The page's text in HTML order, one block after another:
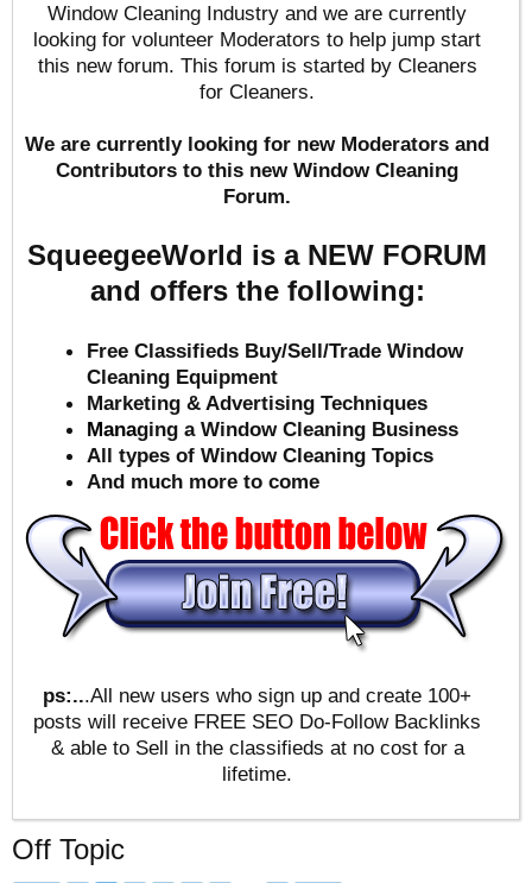
Window Cleaning Industry and we are currently
looking for volunteer Moderators to help jump start
this new forum. This forum is started by Cleaners
for Cleaners.
We are currently looking for new Moderators and
Contributors to this new Window Cleaning
Forum.
SqueegeeWorld is a NEW FORUM
and offers the following:
Free Classifieds Buy/Sell/Trade Window
Cleaning Equipment
Marketing & Advertising Techniques
Managing a Window Cleaning Business
All types of Window Cleaning Topics
And much more to come
ps:...All new users who sign up and create 100+
posts will receive FREE SEO Do-Follow Backlinks
& able to Sell in the classifieds at no cost for a
lifetime.
Off Topic